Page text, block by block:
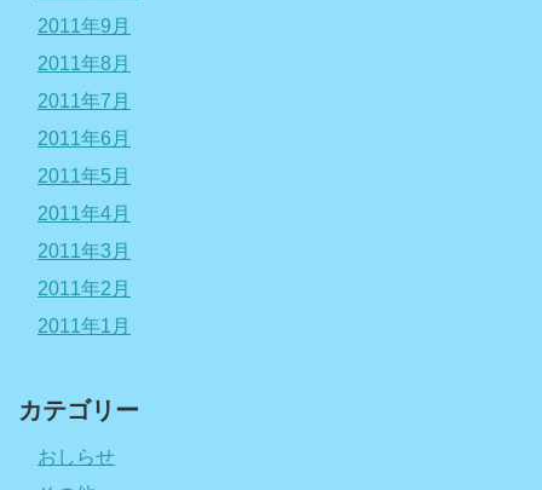
2011年9月
2011年8月
2011年7月
2011年6月
2011年5月
2011年4月
2011年3月
2011年2月
2011年1月
カテゴリー
おしらせ